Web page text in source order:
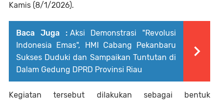
Kamis (8/1/2026).
Baca Juga : Aksi Demonstrasi "Revolusi
Indonesia Emas", HMI Cabang Pekanbaru
Sukses Duduki dan Sampaikan Tuntutan di
Dalam Gedung DPRD Provinsi Riau
Kegiatan tersebut dilakukan sebagai bentuk